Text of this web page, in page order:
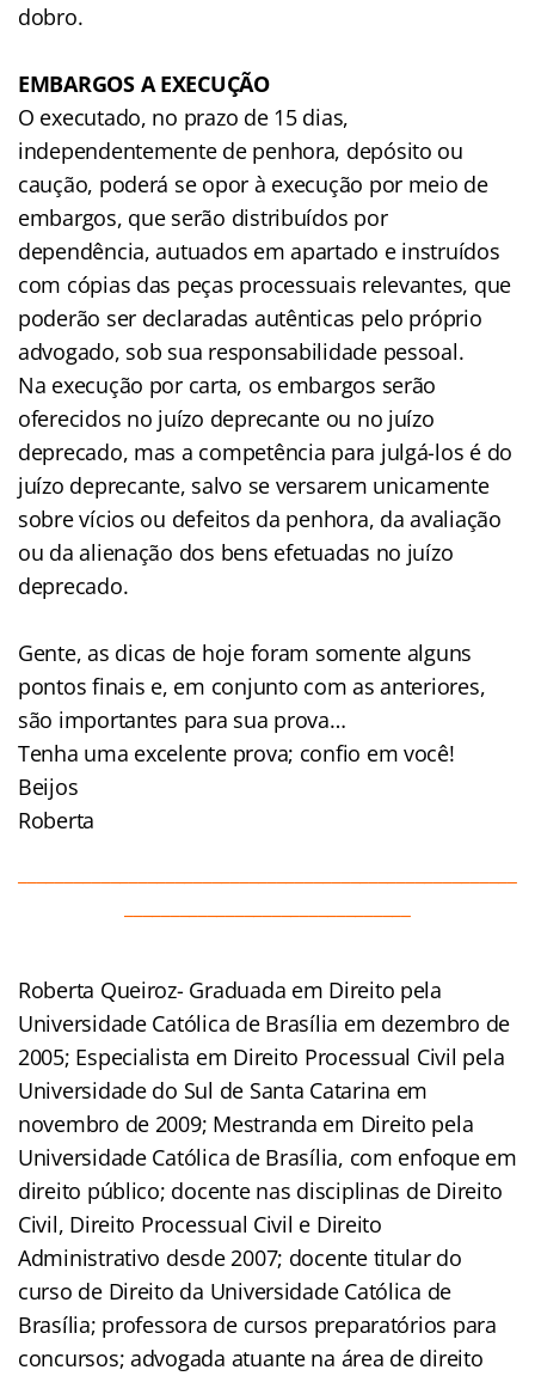
dobro.
EMBARGOS A EXECUÇÃO
O executado, no prazo de 15 dias,
independentemente de penhora, depósito ou
caução, poderá se opor à execução por meio de
embargos, que serão distribuídos por
dependência, autuados em apartado e instruídos
com cópias das peças processuais relevantes, que
poderão ser declaradas autênticas pelo próprio
advogado, sob sua responsabilidade pessoal.
Na execução por carta, os embargos serão
oferecidos no juízo deprecante ou no juízo
deprecado, mas a competência para julgá-los é do
juízo deprecante, salvo se versarem unicamente
sobre vícios ou defeitos da penhora, da avaliação
ou da alienação dos bens efetuadas no juízo
deprecado.
Gente, as dicas de hoje foram somente alguns
pontos finais e, em conjunto com as anteriores,
são importantes para sua prova…
Tenha uma excelente prova; confio em você!
Beijos
Roberta
Roberta Queiroz- Graduada em Direito pela
Universidade Católica de Brasília em dezembro de
2005; Especialista em Direito Processual Civil pela
Universidade do Sul de Santa Catarina em
novembro de 2009; Mestranda em Direito pela
Universidade Católica de Brasília, com enfoque em
direito público; docente nas disciplinas de Direito
Civil, Direito Processual Civil e Direito
Administrativo desde 2007; docente titular do
curso de Direito da Universidade Católica de
Brasília; professora de cursos preparatórios para
concursos; advogada atuante na área de direito